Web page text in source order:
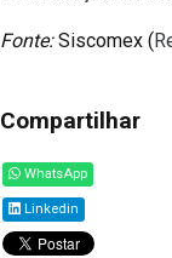
Fonte:Siscomex (
Compartilhar
WhatsApp
Linkedin